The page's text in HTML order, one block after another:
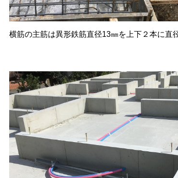
横筋の主筋は異形鉄筋直径13㎜を上下２本に直